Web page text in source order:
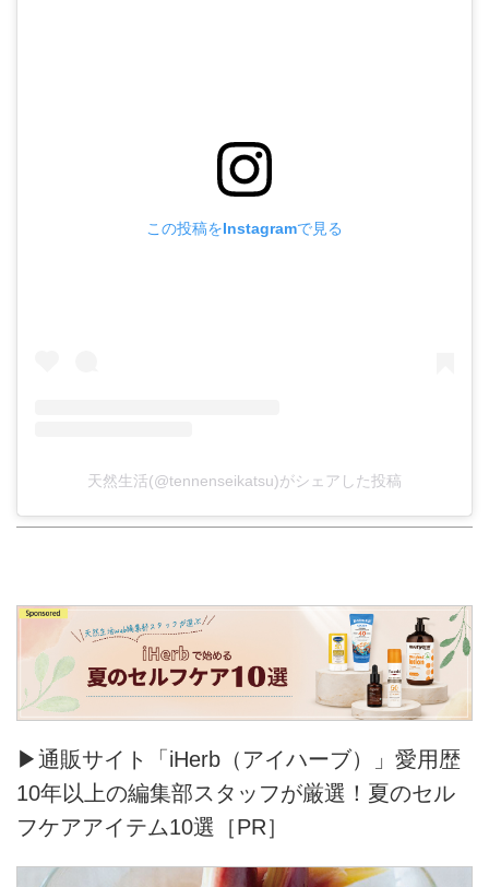
この投稿をInstagramで見る
天然生活(@tennenseikatsu)がシェアした投稿
▶通販サイト「iHerb（アイハーブ）」愛用歴
10年以上の編集部スタッフが厳選！夏のセル
フケアアイテム10選［PR］